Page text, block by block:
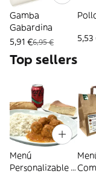
Gamba
Gabardina
5,91 €6,95 € 5,53
Top sellers
Menú
Personalizable (1